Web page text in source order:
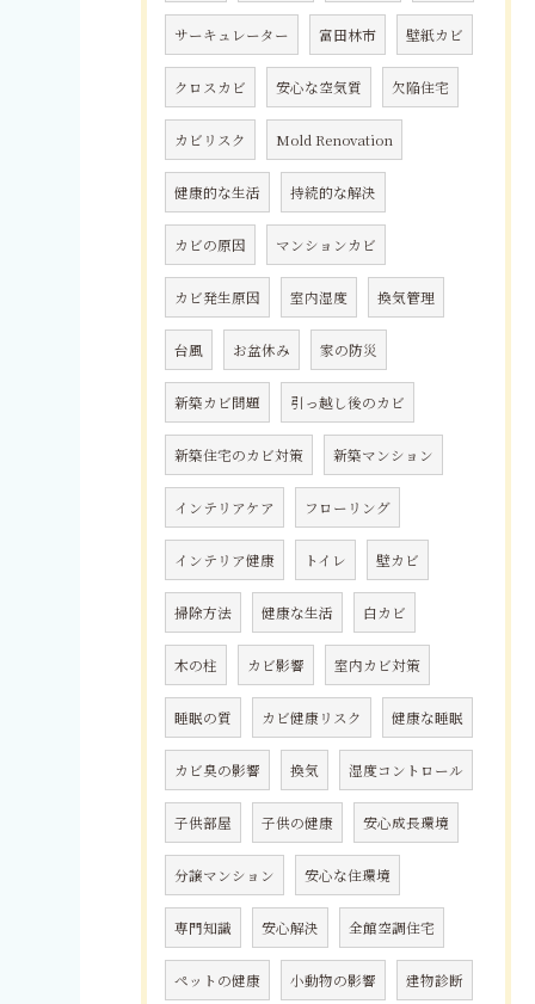
サーキュレーター 富田林市 壁紙カビ
クロスカビ 安心な空気質 欠陥住宅
カビリスク Mold Renovation
健康的な生活 持続的な解決
カビの原因 マンションカビ
カビ発生原因 室内湿度 換気管理
台風 お盆休み 家の防災
新築カビ問題 引っ越し後のカビ
新築住宅のカビ対策 新築マンション
インテリアケア フローリング
インテリア健康 トイレ 壁カビ
掃除方法 健康な生活 白カビ
木の柱 カビ影響 室内カビ対策
睡眠の質 カビ健康リスク 健康な睡眠
カビ臭の影響 換気 湿度コントロール
子供部屋 子供の健康 安心成長環境
分譲マンション 安心な住環境
専門知識 安心解決 全館空調住宅
ペットの健康 小動物の影響 建物診断